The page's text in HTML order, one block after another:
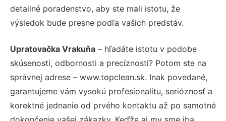
detailné poradenstvo, aby ste mali istotu, že
výsledok bude presne podľa vašich predstáv.
Upratovačka Vrakuňa – hľadáte istotu v podobe
skúseností, odbornosti a precíznosti? Potom ste na
správnej adrese – www.topclean.sk. Inak povedané,
garantujeme vám vysokú profesionalitu, serióznosť a
korektné jednanie od prvého kontaktu až po samotné